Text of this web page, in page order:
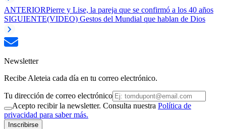
ANTERIORPierre y Lise, la pareja que se confirmó a los 40 años
SIGUIENTE(VIDEO) Gestos del Mundial que hablan de Dios
Newsletter
Recibe Aleteia cada día en tu correo electrónico.
Tu dirección de correo electrónico
Acepto recibir la newsletter. Consulta nuestra Política de
privacidad para saber más.
Inscribirse